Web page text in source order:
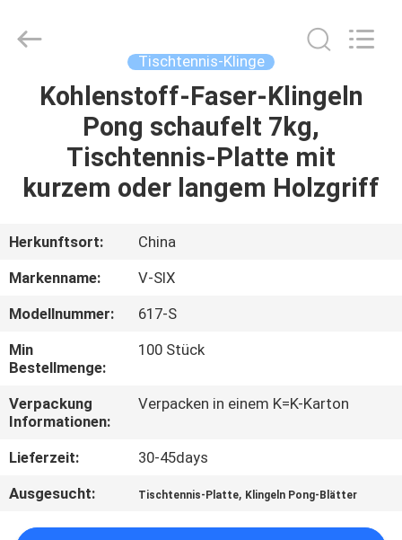
PRODUKTE
ÜBER
UNS
WERKSBESICHTIGUNG
KONTAKT
UNS
Sports
Ltd..
Tischtennis-Klinge
Kohlenstoff-Faser-Klingeln
Pong schaufelt 7kg,
Tischtennis-Platte mit
kurzem oder langem Holzgriff
Herkunftsort:
China
Markenname:
V-SIX
Modellnummer:
617-S
Min
Bestellmenge:
100 Stück
Verpackung
Informationen:
Verpacken in einem K=K-Karton
Lieferzeit:
30-45days
Ausgesucht:
Tischtennis-Platte, Klingeln Pong-Blätter